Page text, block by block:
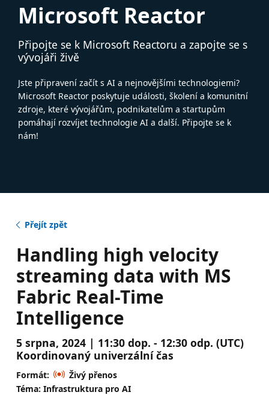
Microsoft Reactor
Připojte se k Microsoft Reactoru a zapojte se s
vývojáři živě
Jste připravení začít s AI a nejnovějšími technologiemi?
Microsoft Reactor poskytuje události, školení a komunitní
zdroje, které vývojářům, podnikatelům a startupům
pomáhají rozvíjet technologie AI a další. Připojte se k
nám!
Přejít zpět
Handling high velocity
streaming data with MS
Fabric Real-Time
Intelligence
5 srpna, 2024 | 11:30 dop. - 12:30 odp. (UTC)
Koordinovaný univerzální čas
Formát:
Živý přenos
Téma: Infrastruktura pro AI